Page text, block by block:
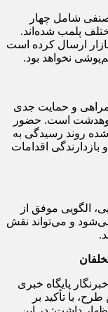
شامل چهار
پلمب شده‌اند.
ارسال کرده است
نخواهد بود.
و حمایت جدی
کوهدشت است. حضور
روند رسیدگی به
اقدامات
الگویی موفق از
و می‌تواند نقش
پایگاه خبری
با تأکید بر